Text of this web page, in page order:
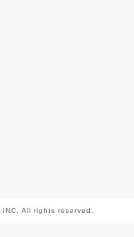
INC. All rights reserved.